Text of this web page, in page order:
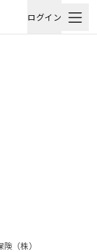
ログイン
（株）